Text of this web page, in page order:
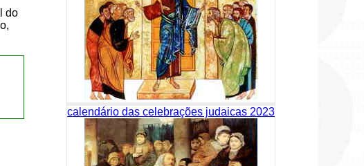
do
calendário das celebrações judaicas 2023